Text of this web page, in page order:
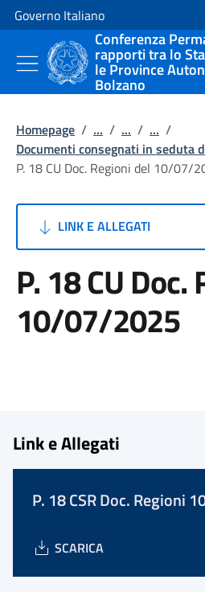
Vai al contenuto
Vai alla navigazione del sito
Governo Italiano
Conferenza
rapporti tra lo
le Province
Bolzano
Homepage / ... / ... / ... /
Documenti consegnati in seduta
P. 18 CU Doc. Regioni del 10/07/
LINK E ALLEGATI
P. 18 CU
10/07/2025
Link e Allegati
P. 18 CSR Doc. Regioni
SCARICA